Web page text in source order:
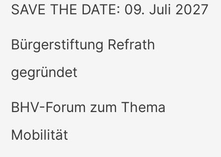
SAVE THE DATE: 09. Juli 2027
Bürgerstiftung Refrath
gegründet
BHV-Forum zum Thema
Mobilität